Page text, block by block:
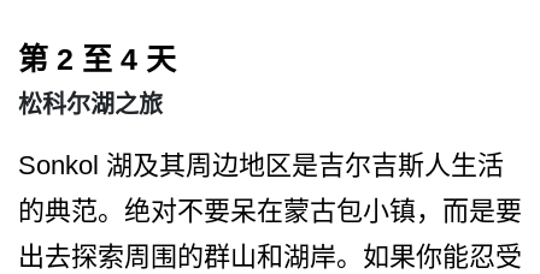
第 2 至 4 天
松科尔湖之旅
Sonkol 湖及其周边地区是吉尔吉斯人­生活
的典范。绝对不要呆在蒙古包小镇，而是要
出去探­索周围的群山和湖岸。如果你能忍受